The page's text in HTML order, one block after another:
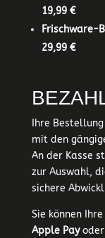
19,99 €
Frischware-
29,99 €
Ihre
mit den
An der Kasse
zur Auswahl,
sichere
Sie können
Apple Pay